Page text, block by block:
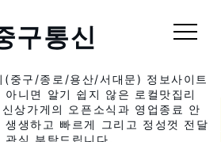
구통신
(중구/종로/용산/서대문) 정보사이트
니면 알기 쉽지 않은 로컬맛집리
상가게의 오픈소식과 영업종료 안
생하고 빠르게 그리고 정성껏 전달